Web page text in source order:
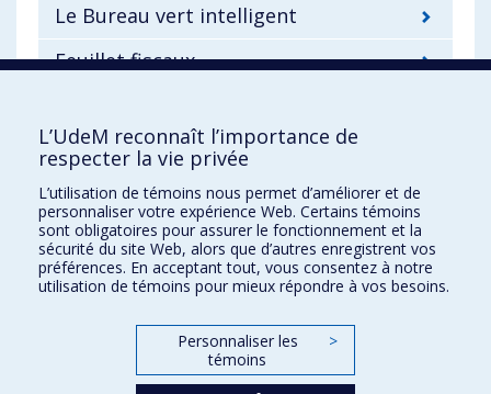
Le Bureau vert intelligent
Feuillet fiscaux
Papier essuie-mains
Développement durable à l'UdeM
L’UdeM reconnaît l’importance de
respecter la vie privée
L’utilisation de témoins nous permet d’améliorer et de
personnaliser votre expérience Web. Certains témoins
sont obligatoires pour assurer le fonctionnement et la
sécurité du site Web, alors que d’autres enregistrent vos
préférences. En acceptant tout, vous consentez à notre
utilisation de témoins pour mieux répondre à vos besoins.
Personnaliser les
témoins
>